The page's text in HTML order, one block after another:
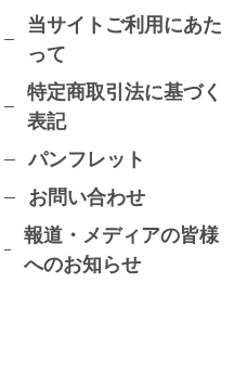
当サイトご利用にあた
って
特定商取引法に基づく
表記
パンフレット
お問い合わせ
報道・メディアの皆様
へのお知らせ